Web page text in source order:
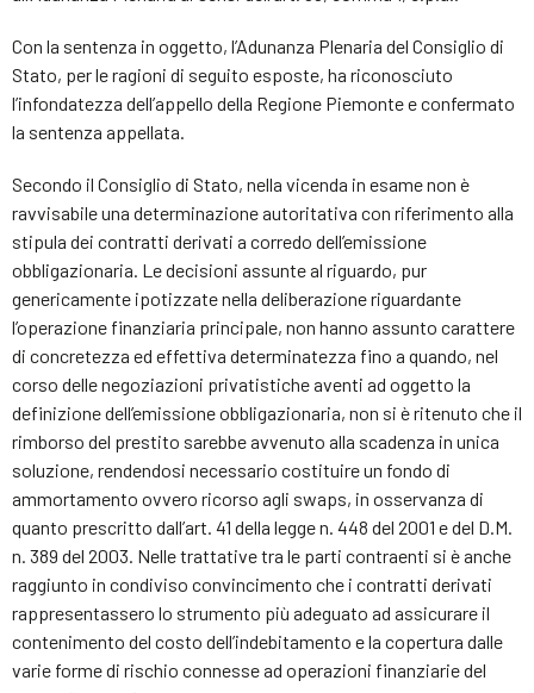
Con la sentenza in oggetto, l’Adunanza Plenaria del Consiglio di
Stato, per le ragioni di seguito esposte, ha riconosciuto
l’infondatezza dell’appello della Regione Piemonte e confermato
la sentenza appellata.
Secondo il Consiglio di Stato, nella vicenda in esame non è
ravvisabile una determinazione autoritativa con riferimento alla
stipula dei contratti derivati a corredo dell’emissione
obbligazionaria. Le decisioni assunte al riguardo, pur
genericamente ipotizzate nella deliberazione riguardante
l’operazione finanziaria principale, non hanno assunto carattere
di concretezza ed effettiva determinatezza fino a quando, nel
corso delle negoziazioni privatistiche aventi ad oggetto la
definizione dell’emissione obbligazionaria, non si è ritenuto che il
rimborso del prestito sarebbe avvenuto alla scadenza in unica
soluzione, rendendosi necessario costituire un fondo di
ammortamento ovvero ricorso agli swaps, in osservanza di
quanto prescritto dall’art. 41 della legge n. 448 del 2001 e del D.M.
n. 389 del 2003. Nelle trattative tra le parti contraenti si è anche
raggiunto in condiviso convincimento che i contratti derivati
rappresentassero lo strumento più adeguato ad assicurare il
contenimento del costo dell’indebitamento e la copertura dalle
varie forme di rischio connesse ad operazioni finanziarie del